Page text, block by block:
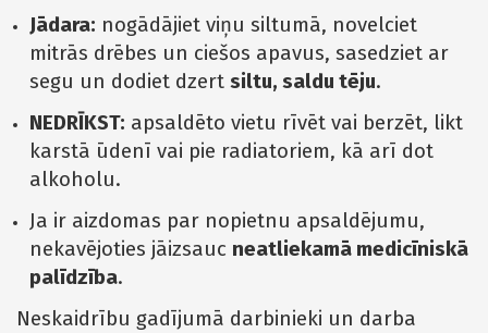
Jādara: nogādājiet viņu siltumā, novelciet
mitrās drēbes un ciešos apavus, sasedziet ar
segu un dodiet dzert siltu, saldu tēju.
NEDRĪKST: apsaldēto vietu rīvēt vai berzēt, likt
karstā ūdenī vai pie radiatoriem, kā arī dot
alkoholu.
Ja ir aizdomas par nopietnu apsaldējumu,
nekavējoties jāizsauc neatliekamā medicīniskā
palīdzība.
Neskaidrību gadījumā darbinieki un darba